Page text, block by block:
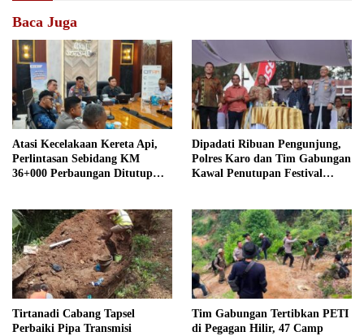
Baca Juga
Atasi Kecelakaan Kereta Api,
Perlintasan Sebidang KM
36+000 Perbaungan Ditutup
Dipadati Ribuan Pengunjung,
Polres Karo dan Tim Gabungan
Kawal Penutupan Festival
Tirtanadi Cabang Tapsel
Perbaiki Pipa Transmisi
Tim Gabungan Tertibkan PETI
di Pegagan Hilir, 47 Camp